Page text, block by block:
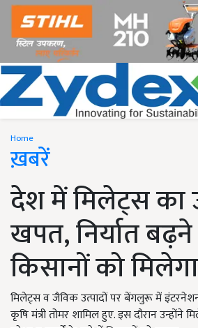
Home
ख़बरें
देश में मिलेट्स का
खपत, निर्यात
किसानों को मिलेगा
मिलेट्स व जैविक उत्पादों पर बेंगलुरू में
कृषि मंत्री तोमर शामिल हुए. इस दौरान